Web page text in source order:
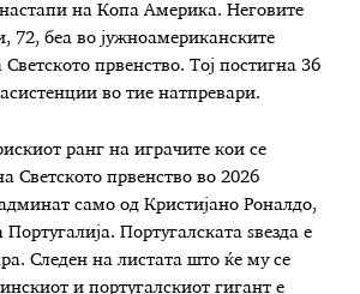
на Копа Америка. Неговите
72, беа во јужноамериканските
првенство. Тој постигна 36
во тие натпревари.
ранг на играчите кои се
Светското првенство во 2026
само од Кристијано Роналдо,
Португалската ѕвезда е
Следен на листата што ќе му се
и португалскиот гигант е